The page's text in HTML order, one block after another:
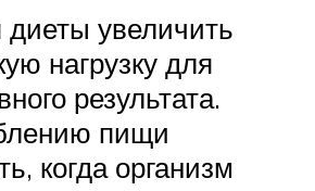
увеличить
нагрузку для
результата.
пищи
когда организм